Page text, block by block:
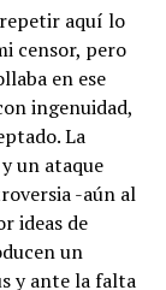
aquí lo
censor, pero
en ese
ingenuidad,
La
un ataque
-aún al
ideas de
un
y ante la falta